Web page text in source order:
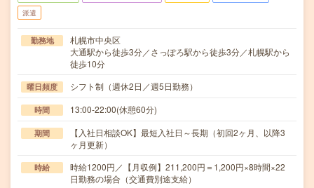
派遣
勤務地
札幌市中央区
大通駅から徒歩3分／さっぽろ駅から徒歩3分／札幌駅から
徒歩10分
曜日頻度 シフト制（週休2日／週5日勤務）
時間 13:00-22:00(休憩60分)
期間
【入社日相談OK】最短入社日～長期（初回2ヶ月、以降3
ヶ月更新）
時給
時給1200円／【月収例】211,200円＝1,200円×8時間×22
日勤務の場合（交通費別途支給）